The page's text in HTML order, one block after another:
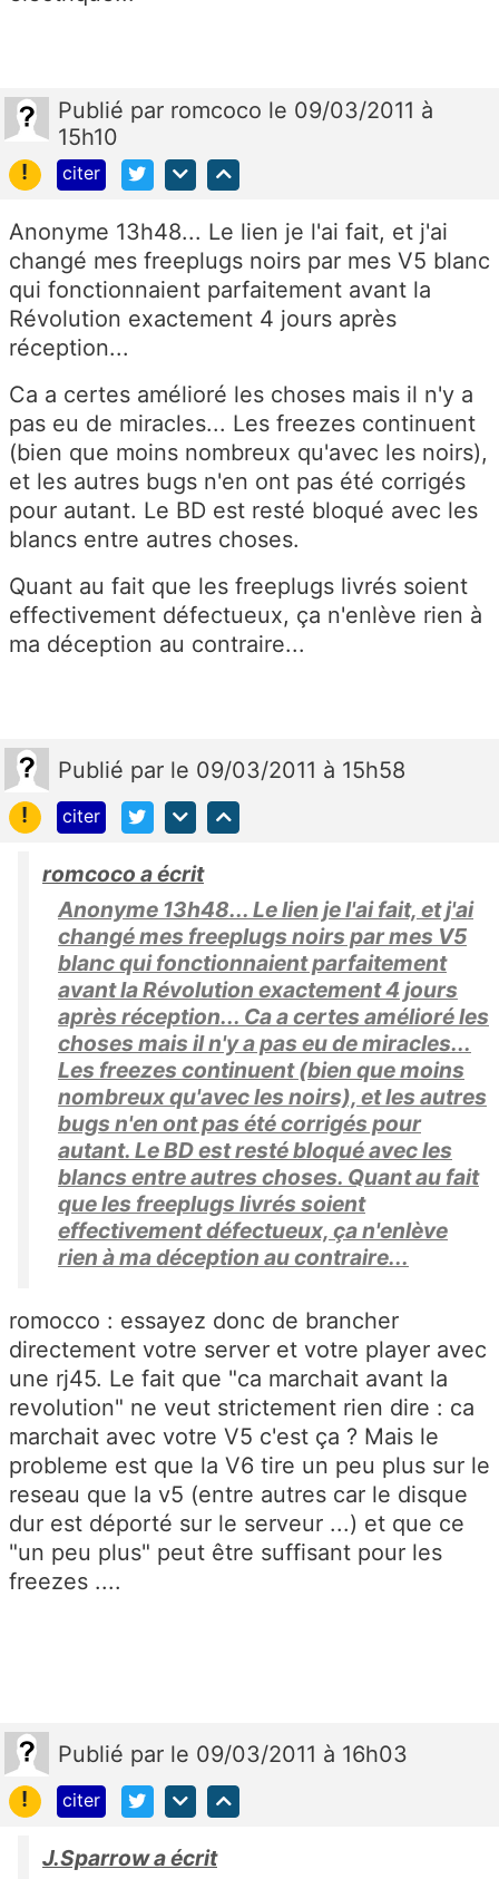
Publié par romcoco le 09/03/2011 à
15h10
!
citer
Anonyme 13h48... Le lien je l'ai fait, et j'ai
changé mes freeplugs noirs par mes V5 blanc
qui fonctionnaient parfaitement avant la
Révolution exactement 4 jours après
réception...
Ca a certes amélioré les choses mais il n'y a
pas eu de miracles... Les freezes continuent
(bien que moins nombreux qu'avec les noirs),
et les autres bugs n'en ont pas été corrigés
pour autant. Le BD est resté bloqué avec les
blancs entre autres choses.
Quant au fait que les freeplugs livrés soient
effectivement défectueux, ça n'enlève rien à
ma déception au contraire...
Publié par le 09/03/2011 à 15h58
!
citer
romcoco a écrit
Anonyme 13h48... Le lien je l'ai fait, et j'ai
changé mes freeplugs noirs par mes V5
blanc qui fonctionnaient parfaitement
avant la Révolution exactement 4 jours
après réception... Ca a certes amélioré les
choses mais il n'y a pas eu de miracles...
Les freezes continuent (bien que moins
nombreux qu'avec les noirs), et les autres
bugs n'en ont pas été corrigés pour
autant. Le BD est resté bloqué avec les
blancs entre autres choses. Quant au fait
que les freeplugs livrés soient
effectivement défectueux, ça n'enlève
rien à ma déception au contraire...
romocco : essayez donc de brancher
directement votre server et votre player avec
une rj45. Le fait que "ca marchait avant la
revolution" ne veut strictement rien dire : ca
marchait avec votre V5 c'est ça ? Mais le
probleme est que la V6 tire un peu plus sur le
reseau que la v5 (entre autres car le disque
dur est déporté sur le serveur ...) et que ce
"un peu plus" peut être suffisant pour les
freezes ....
Publié par le 09/03/2011 à 16h03
!
citer
J.Sparrow a écrit